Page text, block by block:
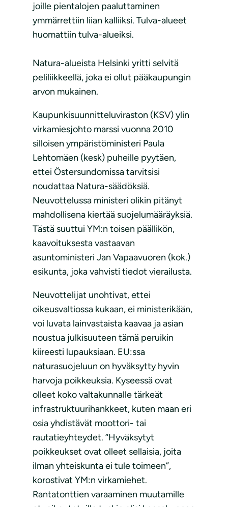
joille pientalojen paaluttaminen
ymmärrettiin liian kalliiksi. Tulva-alueet
huomattiin tulva-alueiksi.
Natura-alueista Helsinki yritti selvitä
peliliikkeellä, joka ei ollut pääkaupungin
arvon mukainen.
Kaupunkisuunnitteluviraston (KSV) ylin
virkamiesjohto marssi vuonna 2010
silloisen ympäristöministeri Paula
Lehtomäen (kesk) puheille pyytäen,
ettei Östersundomissa tarvitsisi
noudattaa Natura-säädöksiä.
Neuvottelussa ministeri olikin pitänyt
mahdollisena kiertää suojelumääräyksiä.
Tästä suuttui YM:n toisen päällikön,
kaavoituksesta vastaavan
asuntoministeri Jan Vapaavuoren (kok.)
esikunta, joka vahvisti tiedot vierailusta.
Neuvottelijat unohtivat, ettei
oikeusvaltiossa kukaan, ei ministerikään,
voi luvata lainvastaista kaavaa ja asian
noustua julkisuuteen tämä peruikin
kiireesti lupauksiaan. EU:ssa
naturasuojeluun on hyväksytty hyvin
harvoja poikkeuksia. Kyseessä ovat
olleet koko valtakunnalle tärkeät
infrastruktuurihankkeet, kuten maan eri
osia yhdistävät moottori- tai
rautatieyhteydet. “Hyväksytyt
poikkeukset ovat olleet sellaisia, joita
ilman yhteiskunta ei tule toimeen”,
korostivat YM:n virkamiehet.
Rantatonttien varaaminen muutamille